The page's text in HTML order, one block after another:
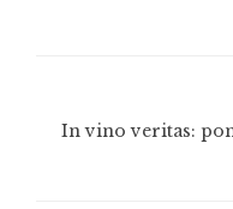
In vino veritas: